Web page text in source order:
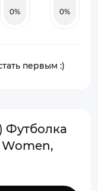
0% 0%
первым :)
Футболка